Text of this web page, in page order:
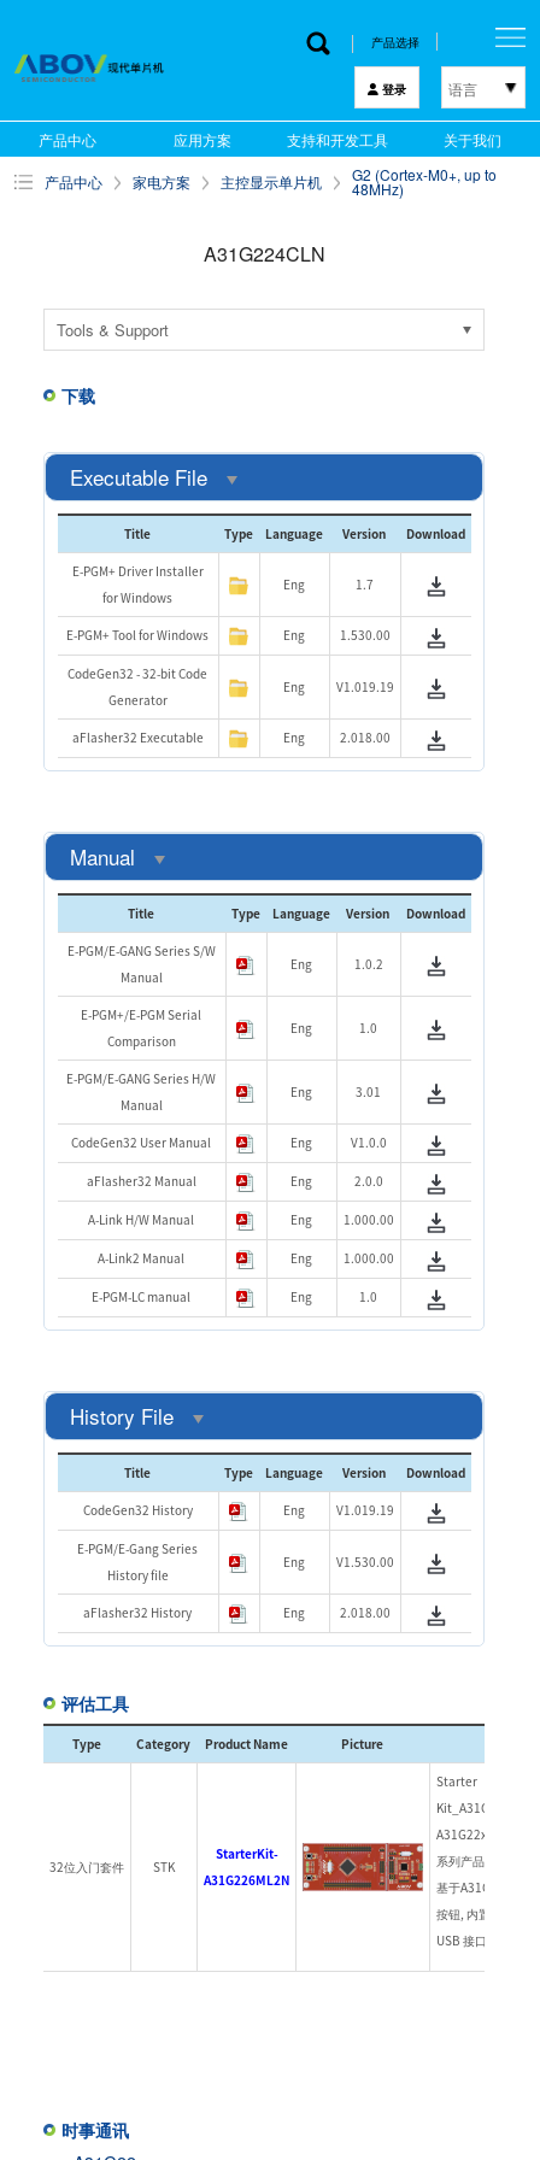
产品选择
登录 语言
한국어
English
中文
产品中心 应用方案 支持和开发工具 关于我们
产品中心 家电方案 主控显示单片机 G2 (Cortex-M0+, up to
48MHz)
A31G224CLN
Tools & Support
下载
Executable File
Title Type Language Version Download
E-PGM+ Driver Installer
for Windows
Eng 1.7
E-PGM+ Tool for Windows Eng 1.530.00
CodeGen32 - 32-bit Code
Generator
Eng V1.019.19
aFlasher32 Executable Eng 2.018.00
Manual
Title Type Language Version Download
E-PGM/E-GANG Series S/W
Manual
Eng 1.0.2
E-PGM+/E-PGM Serial
Comparison
Eng 1.0
E-PGM/E-GANG Series H/W
Manual
Eng 3.01
CodeGen32 User Manual Eng V1.0.0
aFlasher32 Manual Eng 2.0.0
A-Link H/W Manual Eng 1.000.00
A-Link2 Manual Eng 1.000.00
E-PGM-LC manual Eng 1.0
History File
Title Type Language Version Download
CodeGen32 History Eng V1.019.19
E-PGM/E-Gang Series
History file
Eng V1.530.00
aFlasher32 History Eng 2.018.00
评估工具
Type Category Product Name Picture
32位入门套件 STK
StarterKit-
A31G226ML2N
Starter
A31G22x
系列产品开发各种
基于A31G22x
按钮, 内置调试用
USB 接口.
时事通讯